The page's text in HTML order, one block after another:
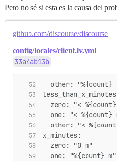
Pero no sé si esta es la causa del
github.com/discourse/discourse
config/locales/client.lv.yml
33a4ab13b
other: "%{count}
zero: "<
one: "< %{count}
other: "<
x_minutes:
  zero: "0 m"
  one: "%{count} m"